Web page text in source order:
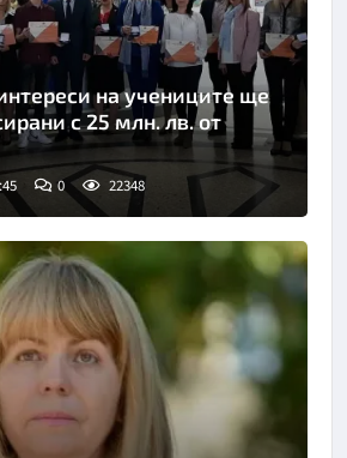
на учениците ще
с 25 млн. лв. от
0 22348